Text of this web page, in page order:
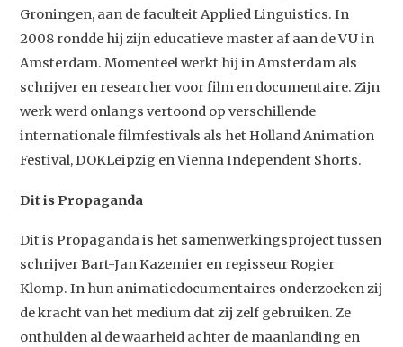
Groningen, aan de faculteit Applied Linguistics. In
2008 rondde hij zijn educatieve master af aan de VU in
Amsterdam. Momenteel werkt hij in Amsterdam als
schrijver en researcher voor film en documentaire. Zijn
werk werd onlangs vertoond op verschillende
internationale filmfestivals als het Holland Animation
Festival, DOKLeipzig en Vienna Independent Shorts.
Dit is Propaganda
Dit is Propaganda is het samenwerkingsproject tussen
schrijver Bart-Jan Kazemier en regisseur Rogier
Klomp. In hun animatiedocumentaires onderzoeken zij
de kracht van het medium dat zij zelf gebruiken. Ze
onthulden al de waarheid achter de maanlanding en